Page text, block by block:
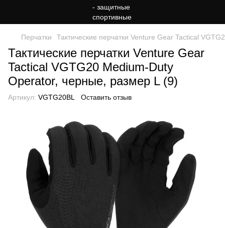
Перчатки Тактические перчатки Venture Gear Tactical
Тактические перчатки Venture Gear
Tactical VGTG20 Medium-Duty
Operator, черные, размер L (9)
Артикул: VGTG20BL Оставить отзыв